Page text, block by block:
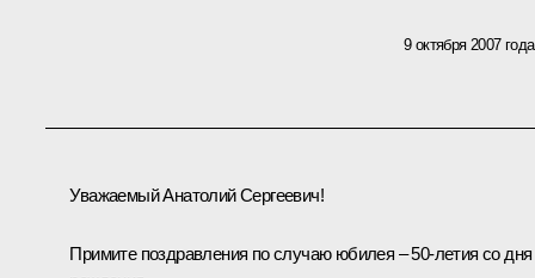
9 октября 2007 года
Уважаемый Анатолий Сергеевич!
Примите поздравления по случаю юбилея – 50-летия со дня